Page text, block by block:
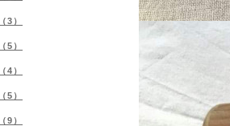
3）
5）
4）
5）
9）